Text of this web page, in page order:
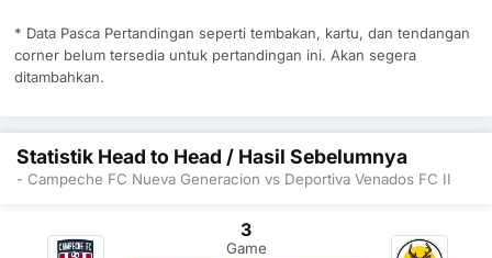
* Data Pasca Pertandingan seperti tembakan, kartu, dan tendangan
corner belum tersedia untuk pertandingan ini. Akan segera
ditambahkan.
Statistik Head to Head / Hasil Sebelumnya
- Campeche FC Nueva Generacion vs Deportiva Venados FC II
3
Game